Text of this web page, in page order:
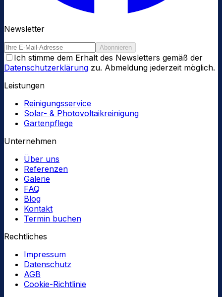
Newsletter
Abonnieren
Ich stimme dem Erhalt des Newsletters gemäß der
Datenschutzerklärung zu. Abmeldung jederzeit möglich.
Leistungen
Reinigungsservice
Solar- & Photovoltaikreinigung
Gartenpflege
Unternehmen
Über uns
Referenzen
Galerie
FAQ
Blog
Kontakt
Termin buchen
Rechtliches
Impressum
Datenschutz
AGB
Cookie-Richtlinie